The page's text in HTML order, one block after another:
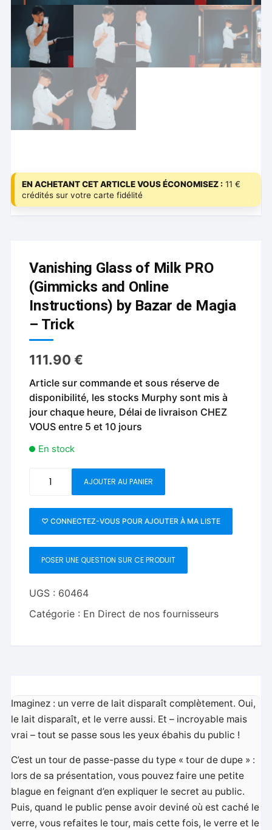
EN ACHETANT CET ARTICLE VOUS ÉCONOMISEZ : 11 €
crédités sur votre carte fidélité
Vanishing Glass of Milk PRO
(Gimmicks and Online
Instructions) by Bazar de Magia
– Trick
111.90€
Article sur commande et sous réserve de
disponibilité, les stocks Murphy sont mis à
jour chaque heure, Délai de livraison CHEZ
VOUS entre 5 et 10 jours
En stock
Glass
of
Milk
PRO
(Gimmicks
and
Instructions)
-
Trick
AJOUTER AU PANIER
♡ CONNECTEZ-VOUS POUR AJOUTER À MA LISTE
POSER UNE QUESTION SUR CE PRODUIT
UGS : 60464
Catégorie : En Direct de nos fournisseurs
Imaginez : un verre de lait disparaît complètement. Oui,
le lait disparaît, et le verre aussi. Et – incroyable mais
vrai – tout se passe sous les yeux ébahis du public !
C’est un tour de passe-passe du type « tour de dupe » :
lors de sa présentation, vous pouvez faire une petite
blague en feignant d’en expliquer le secret au public.
Puis, quand le public pense avoir deviné où est caché le
verre, vous refaites le tour, mais cette fois, le verre et le